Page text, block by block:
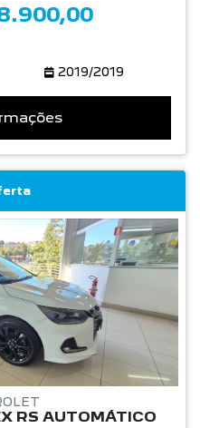
2019/2019
RS AUTOMÁTICO